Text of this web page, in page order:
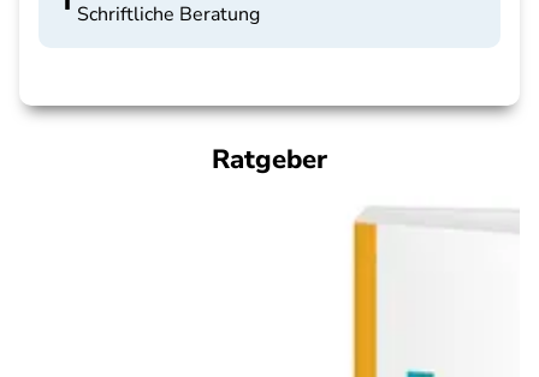
Schriftliche Beratung
Ratgeber